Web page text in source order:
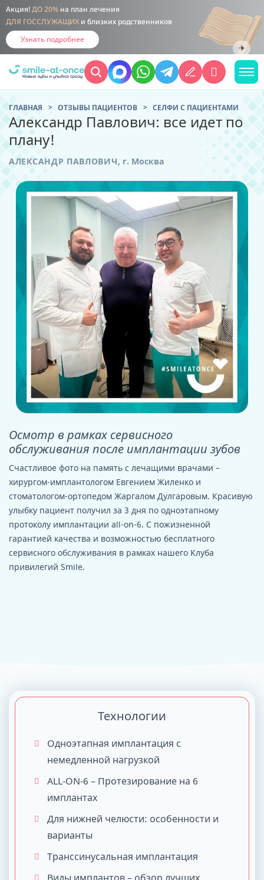
Акция! ДО 20% на план лечения
ДЛЯ ГОССЛУЖАЩИХ и близких родственников
Узнать подробнее
ГЛАВНАЯ ОТЗЫВЫ ПАЦИЕНТОВ CЕЛФИ С ПАЦИЕНТАМИ
Александр Павлович: все идет по
плану!
АЛЕКСАНДР ПАВЛОВИЧ, г. Москва
Осмотр в рамках сервисного
обслуживания после имплантации зубов
Счастливое фото на память с лечащими врачами –
хирургом-имплантологом Евгением Жиленко и
стоматологом-ортопедом Жаргалом Дулгаровым. Красивую
улыбку пациент получил за 3 дня по одноэтапному
протоколу имплантации all-on-6. С пожизненной
гарантией качества и возможностью бесплатного
сервисного обслуживания в рамках нашего Клуба
привилегий Smile.
Технологии
Одноэтапная имплантация с
немедленной нагрузкой
ALL-ON-6 – Протезирование на 6
имплантах
Для нижней челюсти: особенности и
варианты
Транссинусальная имплантация